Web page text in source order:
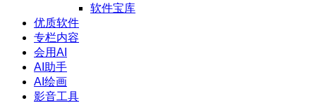
软件宝库
优质软件
专栏内容
会用AI
AI助手
AI绘画
影音工具